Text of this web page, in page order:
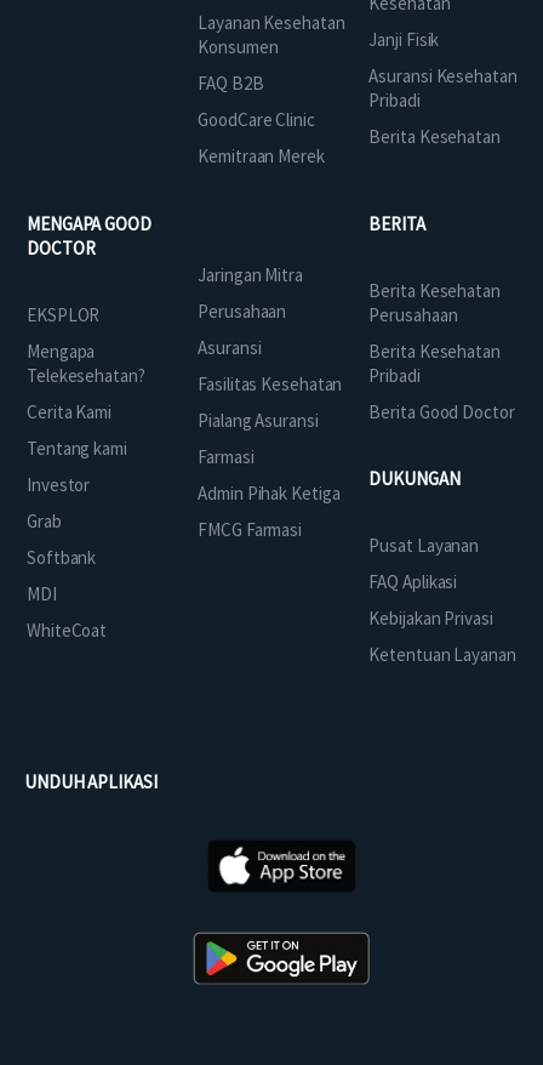
Layanan Kesehatan
Konsumen
FAQ B2B
GoodCare Clinic
Kemitraan Merek
Janji Fisik
Asuransi Kesehatan
Pribadi
Berita Kesehatan
MENGAPA GOOD
DOCTOR
EKSPLOR
Mengapa
Telekesehatan?
Cerita Kami
Tentang kami
Investor
Grab
Softbank
MDI
WhiteCoat
Jaringan Mitra
Perusahaan
Asuransi
Fasilitas Kesehatan
Pialang Asuransi
Farmasi
Admin Pihak Ketiga
FMCG Farmasi
BERITA
Berita Kesehatan
Perusahaan
Berita Kesehatan
Pribadi
Berita Good Doctor
DUKUNGAN
Pusat Layanan
FAQ Aplikasi
Kebijakan Privasi
Ketentuan Layanan
UNDUH APLIKASI